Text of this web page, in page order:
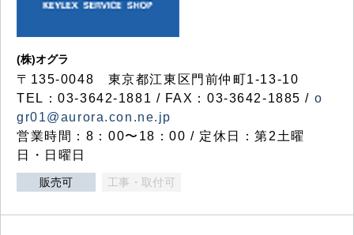
(株)オグラ
〒135-0048 東京都江東区門前仲町1-13-10
TEL：03-3642-1881 / FAX：03-3642-1885 / o
gr01@aurora.con.ne.jp
営業時間：8：00〜18：00 / 定休日：第2土曜
日・日曜日
販売可 工事・取付可